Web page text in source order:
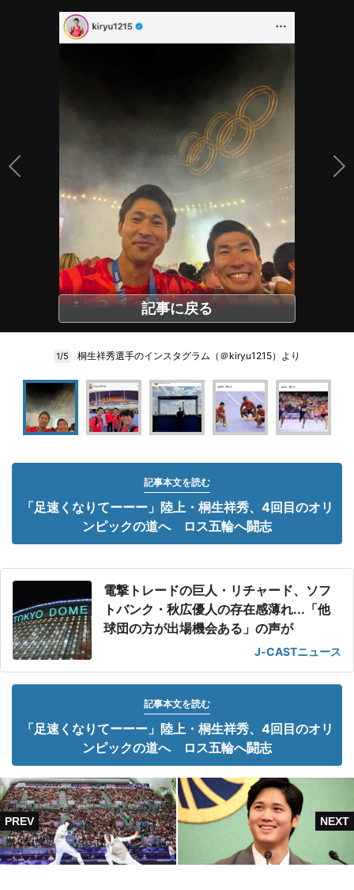
記事に戻る
1/5 桐生祥秀選手のインスタグラム（＠kiryu1215）より
記事本文を読む
「足速くなりてーーー」陸上・桐生祥秀、4回目のオリ
ンピックの道へ ロス五輪へ闘志
電撃トレードの巨人・リチャード、ソフ
トバンク・秋広優人の存在感薄れ...「他
球団の方が出場機会ある」の声が
J-CASTニュース
記事本文を読む
「足速くなりてーーー」陸上・桐生祥秀、4回目のオリ
ンピックの道へ ロス五輪へ闘志